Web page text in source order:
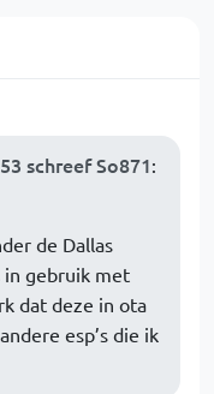
schreef So871:
de Dallas
in gebruik met
dat deze in ota
esp’s die ik